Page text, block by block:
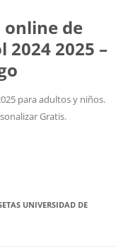
de
2025 –
para adultos y niños.
Gratis.
UNIVERSIDAD DE